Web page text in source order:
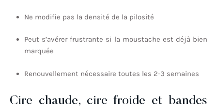
Ne modifie pas la densité de la pilosité
Peut s’avérer frustrante si la moustache est déjà bien
marquée
Renouvellement nécessaire toutes les 2-3 semaines
Cire chaude, cire froide et bandes